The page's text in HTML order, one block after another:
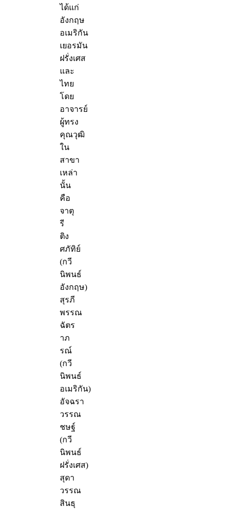
ได้แก่
อังกฤษ
อเมริกัน
เยอรมัน
ฝรั่งเศส
และ
ไทย
โดย
อาจารย์
ผู้ทรง
คุณวุฒิ
ใน
สาขา
เหล่า
นั้น
คือ
จาตุ
รี
ติง
ศภัทิย์
(กวี
นิพนธ์
อังกฤษ)
สุรภี
พรรณ
ฉัตร
าภ
รณ์
(กวี
นิพนธ์
อเมริกัน)
อัจฉรา
วรรณ
ชษฐ์
(กวี
นิพนธ์
ฝรั่งเศส)
สุดา
วรรณ
สินธุ